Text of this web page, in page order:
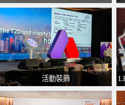
活動裝飾